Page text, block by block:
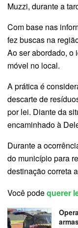
Muzzi, durante a
Com base nas
fez buscas na
Ao ser abordado, o
móvel no local.
A prática é
descarte de
por lei. Diante da
encaminhado à
Durante a
do município para
destinação correta
Você podequerer